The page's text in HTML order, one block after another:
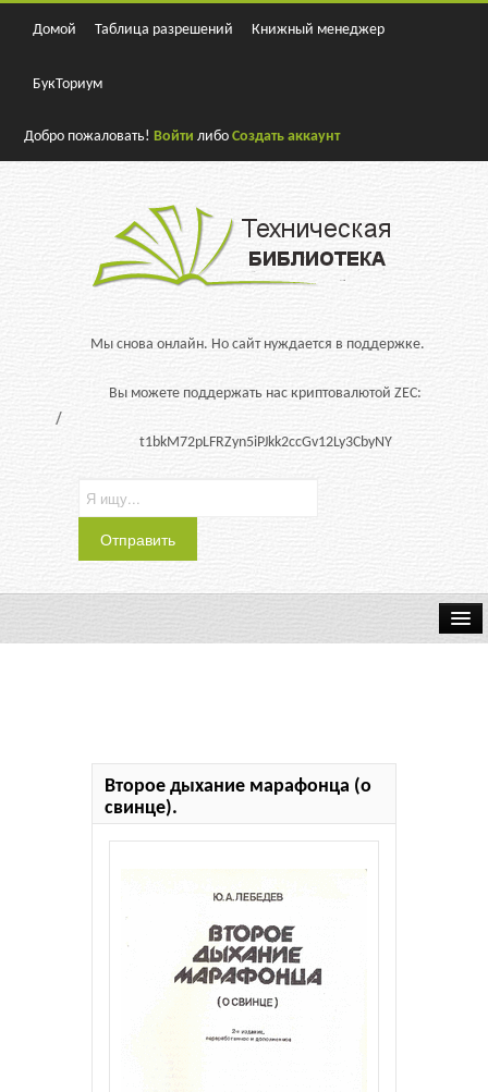
Домой Таблица разрешений Книжный менеджер
БукТориум
Добро пожаловать!Войти либоСоздать аккаунт
Мы снова онлайн. Но сайт нуждается в поддержке.
Вы можете поддержать нас криптовалютой ZEC:
t1bkM72pLFRZyn5iPJkk2ccGv12Ly3CbyNY
Второе дыхание марафонца (о
свинце).